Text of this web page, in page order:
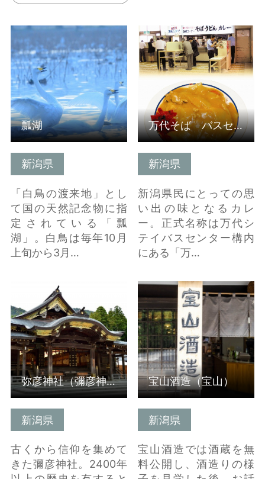
新潟県
「白鳥の渡来地」とし
て国の天然記念物に指
定されている「瓢
湖」。白鳥は毎年10月
上旬から3月…
瓢湖 の詳細はこちら
瓢湖
新潟県
新潟県民にとっての思
い出の味となるカレ
ー。正式名称は万代シ
テイバスセンター構内
にある「万…
万代そば バスセンタ
ーのカレー の詳細はこ
ちら
万代そば バスセンターのカレー
新潟県
古くから信仰を集めて
きた彌彦神社。2400年
弥彦神社（彌彦神社）
の詳細はこちら
弥彦神社（彌彦神社）
新潟県
宝山酒造では酒蔵を無
料公開し、酒造りの様
宝山酒造（宝山） の詳
細はこちら
宝山酒造（宝山）